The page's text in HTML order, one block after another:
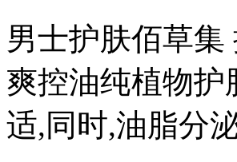
男士护肤佰草
爽控油纯植物护
适,同时,油脂分